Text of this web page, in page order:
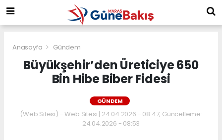
Anasayfa Gündem
Büyükşehir’den Üreticiye 650
Bin Hibe Biber Fidesi
GÜNDEM
(Web Sitesi) - Web Sitesi | 24.04.2026 - 08:47, Güncelleme:
24.04.2026 - 08:53